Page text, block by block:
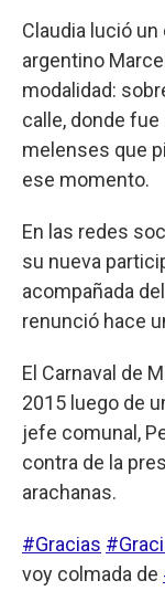
Claudia lució
argentino
modalidad:
calle, donde
melenses que
ese momento.
En las redes
su nueva
acompañada
renunció hace
El Carnaval de
2015 luego de
jefe comunal,
contra de la
arachanas.
#Gracias
voy colmada de